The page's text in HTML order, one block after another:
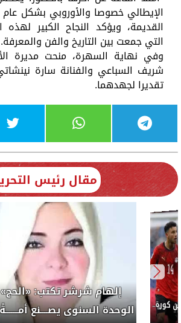
الإيطالي خصوصا والأوروبي بشكل عام
القديمة، ويؤكد النجاح الكبير لهذه
التي جمعت بين التاريخ والفن والمعرفة.
وفي نهاية السهرة، منحت مديرة
شريف السباعي والفنانة سارة
تقديرا لجهدهما.
مقال رئيس
إلهام شرشر تكتب:
الوحدة السنوى يصــــنع أمـــــــةً
كورة..